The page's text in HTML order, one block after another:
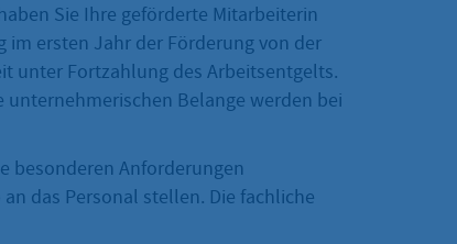
Sie Ihre geförderte Mitarbeiterin
im ersten Jahr der Förderung von der
unter Fortzahlung des Arbeitsentgelts.
Belange werden bei
besonderen Anforderungen
das Personal stellen. Die fachliche